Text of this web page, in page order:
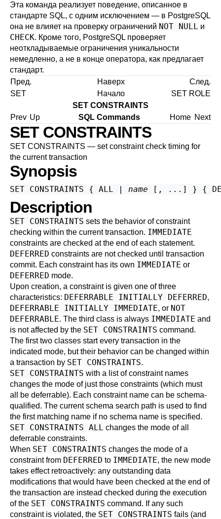
Эта команда реализует поведение, описанное в
стандарте SQL, с одним исключением — в PostgreSQL
она не влияет на проверку ограничений NOT NULL и
CHECK. Кроме того, PostgreSQL проверяет
неоткладываемые ограничения уникальности
немедленно, а не в конце оператора, как предлагает
стандарт.
Пред.
Наверх
След.
SET
Начало
SET ROLE
SET CONSTRAINTS
Prev Up SQL Commands Home Next
SET CONSTRAINTS
SET CONSTRAINTS — set constraint check timing for
the current transaction
Synopsis
SET CONSTRAINTS { ALL | name
Description
SET CONSTRAINTS sets the behavior of constraint
checking within the current transaction. IMMEDIATE
constraints are checked at the end of each statement.
DEFERRED constraints are not checked until transaction
commit. Each constraint has its own IMMEDIATE or
DEFERRED mode.
Upon creation, a constraint is given one of three
characteristics: DEFERRABLE INITIALLY DEFERRED,
DEFERRABLE INITIALLY IMMEDIATE, or NOT
DEFERRABLE. The third class is always IMMEDIATE and
is not affected by the SET CONSTRAINTS command.
The first two classes start every transaction in the
indicated mode, but their behavior can be changed within
a transaction by SET CONSTRAINTS.
SET CONSTRAINTS with a list of constraint names
changes the mode of just those constraints (which must
all be deferrable). Each constraint name can be schema-
qualified. The current schema search path is used to find
the first matching name if no schema name is specified.
SET CONSTRAINTS ALL changes the mode of all
deferrable constraints.
When SET CONSTRAINTS changes the mode of a
constraint from DEFERRED to IMMEDIATE, the new mode
takes effect retroactively: any outstanding data
modifications that would have been checked at the end of
the transaction are instead checked during the execution
of the SET CONSTRAINTS command. If any such
constraint is violated, the SET CONSTRAINTS fails (and